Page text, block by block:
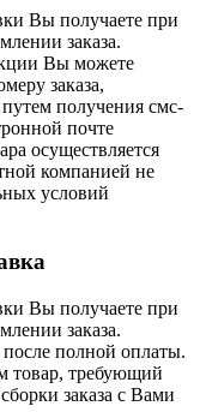
Вы получаете при
заказа.
Вы можете
заказа,
получения смс-
почте
осуществляется
компанией не
условий
Вы получаете при
заказа.
после полной оплаты.
товар, требующий
заказа с Вами